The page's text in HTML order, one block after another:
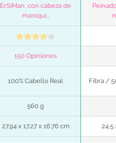
ErSiMan, con cabeza de
maniquí...
150 Opiniones
100% Cabello Real Fibra /
560 g
27.94 x 17.27 x 16.76 cm 24,5